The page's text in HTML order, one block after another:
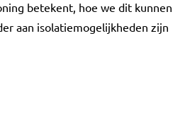
betekent, hoe we dit kunnen
aan isolatiemogelijkheden zijn